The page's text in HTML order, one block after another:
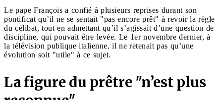
Le pape François a confié à plusieurs reprises durant son
pontificat qu’il ne se sentait "pas encore prêt" à revoir la règle
du célibat, tout en admettant qu’il s’agissait d’une question de
discipline, qui pouvait être levée. Le 1er novembre dernier, à
la télévision publique italienne, il ne retenait pas qu’une
évolution soit "utile" à ce sujet.
La figure du prêtre "n’est plus